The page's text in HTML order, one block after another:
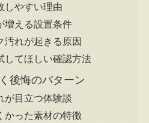
しやすい理由
増える設置条件
汚れが起きる原因
してほしい確認方法
後悔のパターン
が目立つ体験談
かった素材の特徴